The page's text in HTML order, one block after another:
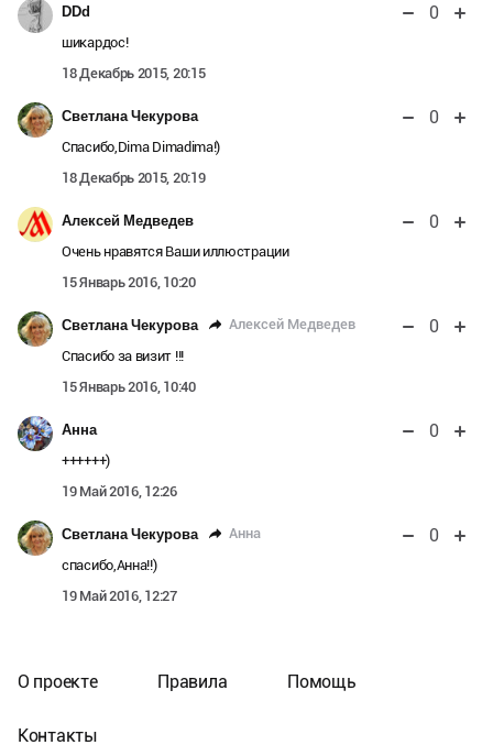
DDd 0
шикардос!
18 Декабрь 2015, 20:15
Светлана Чекурова 0
Спасибо,Dima Dimadima!)
18 Декабрь 2015, 20:19
Алексей Медведев 0
Очень нравятся Ваши иллюстрации
15 Январь 2016, 10:20
Светлана Чекурова Алексей Медведев 0
Спасибо за визит !!!
15 Январь 2016, 10:40
Анна 0
++++++)
19 Май 2016, 12:26
Светлана Чекурова Анна 0
спасибо,Анна!!)
19 Май 2016, 12:27
О проекте Правила Помощь
Контакты